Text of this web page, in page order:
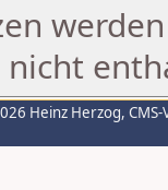
Heinz Herzog,